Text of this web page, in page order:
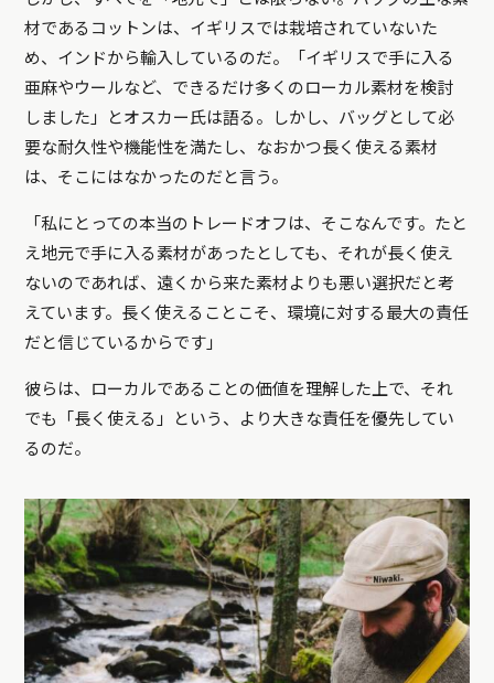
材であるコットンは、イギリスでは栽培されていないた
め、インドから輸入しているのだ。「イギリスで手に入る
亜麻やウールなど、できるだけ多くのローカル素材を検討
しました」とオスカー氏は語る。しかし、バッグとして必
要な耐久性や機能性を満たし、なおかつ長く使える素材
は、そこにはなかったのだと言う。
「私にとっての本当のトレードオフは、そこなんです。たと
え地元で手に入る素材があったとしても、それが長く使え
ないのであれば、遠くから来た素材よりも悪い選択だと考
えています。長く使えることこそ、環境に対する最大の責任
だと信じているからです」
彼らは、ローカルであることの価値を理解した上で、それ
でも「長く使える」という、より大きな責任を優先してい
るのだ。